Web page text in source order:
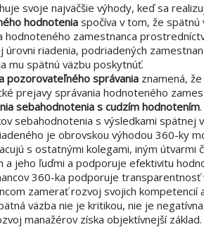
svoje najväčšie výhody, keď sa
hodnoteniaspočíva v tom, že spätnú
hodnoteného zamestnanca
úrovni riadenia, podriadených
mu spätnú väzbu poskytnúť.
pozorovateľného správaniaznamená,
prejavy správania hodnoteného
sebahodnotenia s cudzím hodnotením
sebahodnotenia s výsledkami
je obrovskou výhodou 360-ky
s ostatnými kolegami, iným útvarmi
a jeho ľuďmi a podporuje efektivitu
360-ka podporuje transparentnosť
zamerať rozvoj svojich kompetencií
väzba nie je kritikou, nie je
manažérov získa objektívnejší základ.